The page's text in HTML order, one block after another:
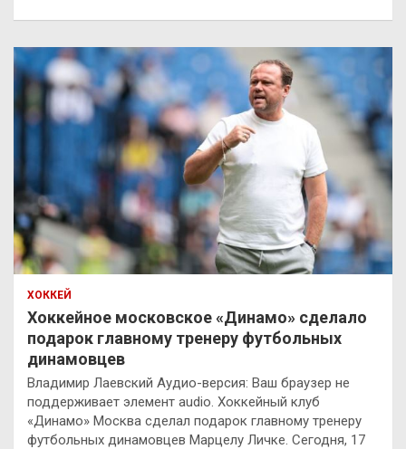
ХОККЕЙ
Хоккейное московское «Динамо» сделало
подарок главному тренеру футбольных
динамовцев
Владимир Лаевский Аудио-версия: Ваш браузер не
поддерживает элемент audio. Хоккейный клуб
«Динамо» Москва сделал подарок главному тренеру
футбольных динамовцев Марцелу Личке. Сегодня, 17